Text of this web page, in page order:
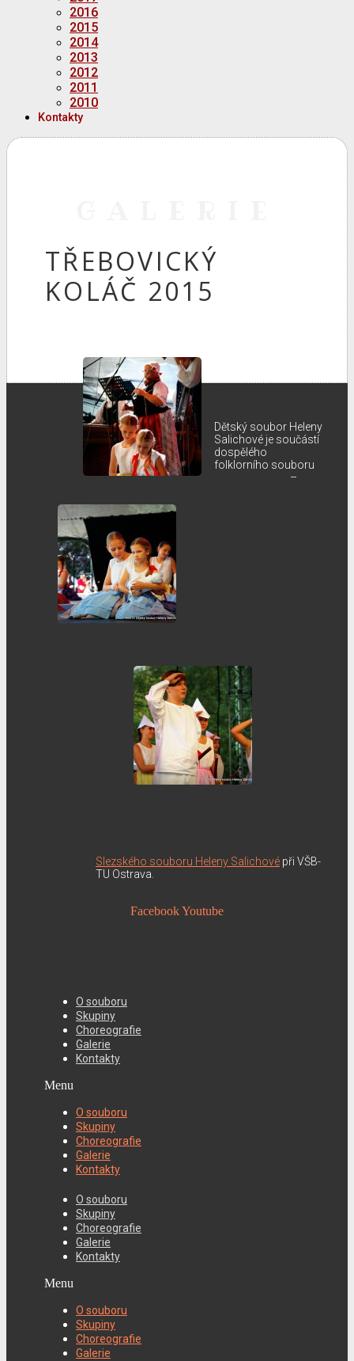
2016
2015
2014
2013
2012
2011
2010
Kontakty
TŘEBOVICKÝ
KOLÁČ 2015
Dětský soubor Heleny
Salichové je součástí
dospělého
folklorního souboru
–
Slezského souboru Heleny Salichové při VŠB-
TU Ostrava.
FacebookYoutube
O souboru
Skupiny
Choreografie
Galerie
Kontakty
Menu
O souboru
Skupiny
Choreografie
Galerie
Kontakty
O souboru
Skupiny
Choreografie
Galerie
Kontakty
Menu
O souboru
Skupiny
Choreografie
Galerie